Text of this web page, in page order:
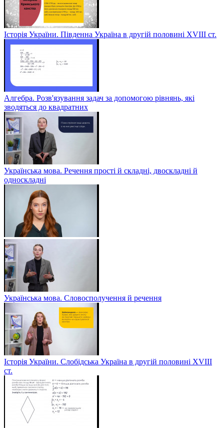
Історія України. Південна Україна в другій половині ХVІІІ ст.
Алгебра. Розв'язування задач за допомогою рівнянь, які
зводяться до квадратних
Українська мова. Речення прості й складні, двоскладні й
односкладні
Українська мова. Словосполучення й речення
Історія України. Слобідська Україна в другій половині ХVIIІ
ст.